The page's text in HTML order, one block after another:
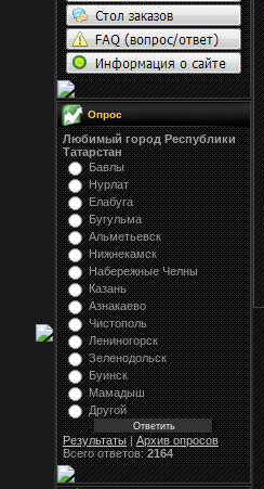
Опрос
Любимый город Республики
Татарстан
Бавлы
Нурлат
Елабуга
Бугульма
Альметьевск
Нижнекамск
Набережные Челны
Казань
Азнакаево
Чистополь
Лениногорск
Зеленодольск
Буинск
Мамадыш
Другой
Результаты|Архив опросов
Всего ответов:2164